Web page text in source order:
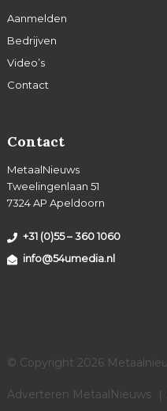
Aanmelden
Bedrijven
Video’s
Contact
Contact
MetaalNieuws
Tweelingenlaan 51
7324 AP Apeldoorn
+31 (0)55 – 360 1060
info@54umedia.nl
© Copyright 2026
Adverteren MetaalNieuws